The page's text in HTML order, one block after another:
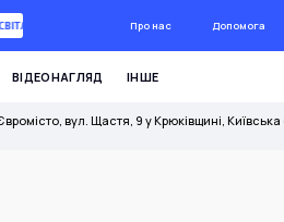
Про нас Допомога
ВІДЕОНАГЛЯД ІНШЕ
вул. Щастя, 9 у Крюківщині,